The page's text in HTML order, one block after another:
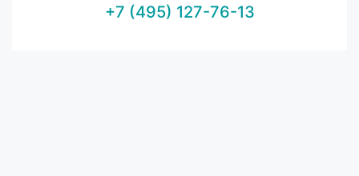
+7 (495) 127-76-13